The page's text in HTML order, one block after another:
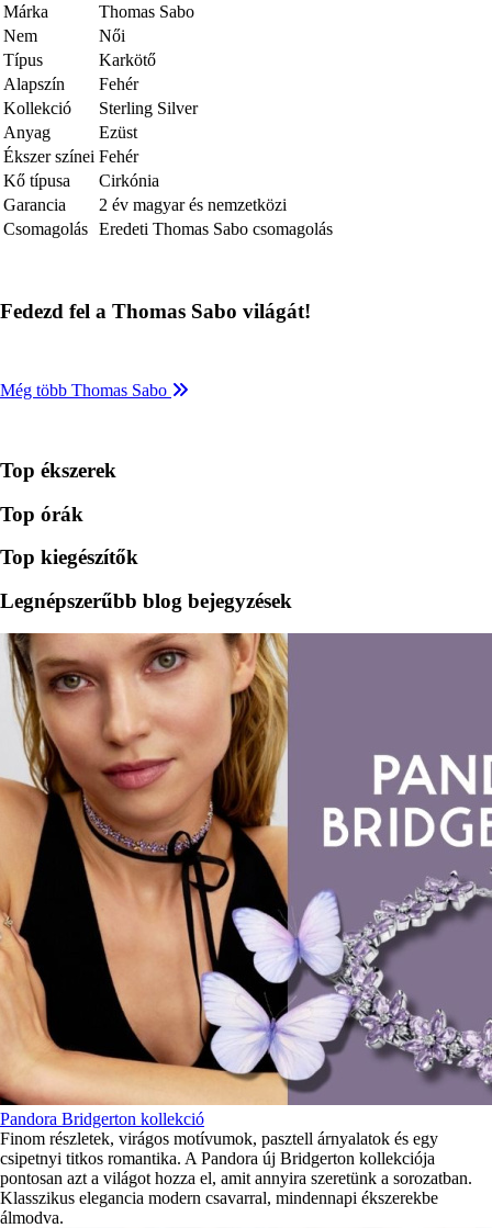
Márka
Thomas Sabo
Nem
Női
Típus
Karkötő
Alapszín
Fehér
Kollekció
Sterling Silver
Anyag
Ezüst
Ékszer színei Fehér
Kő típusa
Cirkónia
Garancia
2 év magyar és nemzetközi
Csomagolás Eredeti Thomas Sabo csomagolás
Fedezd fel a Thomas Sabo világát!
Még több Thomas Sabo
Top ékszerek
Top órák
Top kiegészítők
Legnépszerűbb blog bejegyzések
Pandora Bridgerton kollekció
Finom részletek, virágos motívumok, pasztell árnyalatok és egy
csipetnyi titkos romantika. A Pandora új Bridgerton kollekciója
pontosan azt a világot hozza el, amit annyira szeretünk a sorozatban.
Klasszikus elegancia modern csavarral, mindennapi ékszerekbe
álmodva.